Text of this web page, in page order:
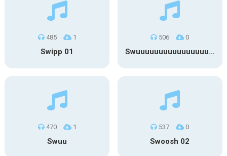
485 1
Swipp 01
506 0
Swuuuuuuuuuuuuuuuuuuuuuu
470 1
Swuu
537 0
Swoosh 02